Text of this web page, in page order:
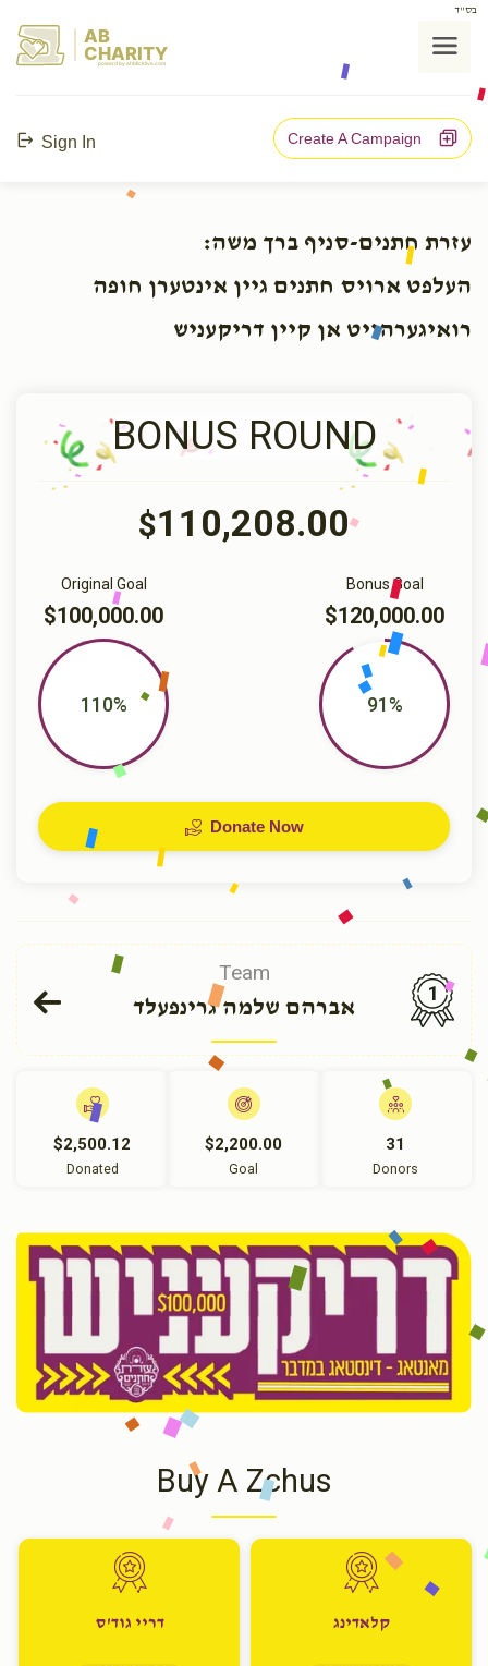
בס"ד
AB
CHARITY
powerd by ahblicklive.com
Sign In Create A Campaign
עזרת חתנים-סניף ברך משה:
העלפט ארויס חתנים גיין אינטערן חופה
רואיגערהייט אן קיין דריקעניש
BONUS ROUND
$110,208.00
Bonus Goal
$120,000.00
91%
Original Goal
$100,000.00
110%
Donate Now
Team
אברהם שלמה גרינפעלד
1
$2,500.12
Donated
$2,200.00
Goal
31
Donors
Buy A Zchus
קלאדינג דריי גוד'ס